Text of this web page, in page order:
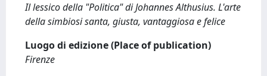
Il lessico della "Politica" di Johannes Althusius. L'arte
della simbiosi santa, giusta, vantaggiosa e felice
Luogo di edizione (Place of publication)
Firenze